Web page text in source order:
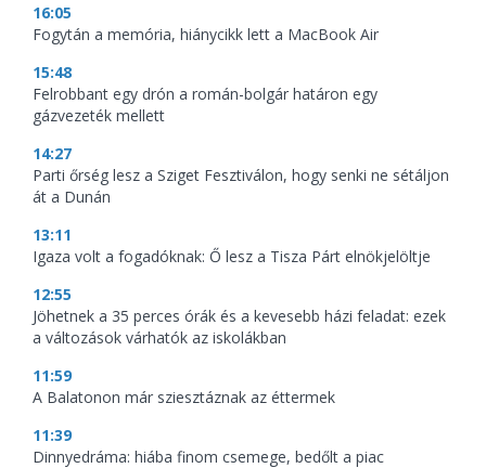
16:05
Fogytán a memória, hiánycikk lett a MacBook Air
15:48
Felrobbant egy drón a román-bolgár határon egy
gázvezeték mellett
14:27
Parti őrség lesz a Sziget Fesztiválon, hogy senki ne sétáljon
át a Dunán
13:11
Igaza volt a fogadóknak: Ő lesz a Tisza Párt elnökjelöltje
12:55
Jöhetnek a 35 perces órák és a kevesebb házi feladat: ezek
a változások várhatók az iskolákban
11:59
A Balatonon már sziesztáznak az éttermek
11:39
Dinnyedráma: hiába finom csemege, bedőlt a piac